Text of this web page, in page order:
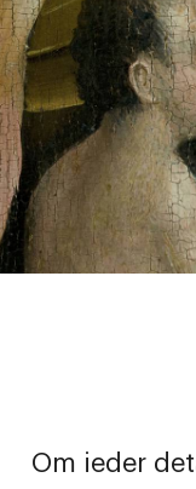
Om ieder